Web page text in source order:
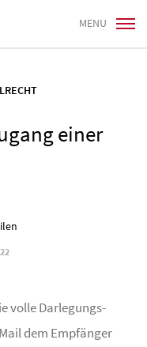
MENU
einer
volle Darlegungs-
dem Empfänger